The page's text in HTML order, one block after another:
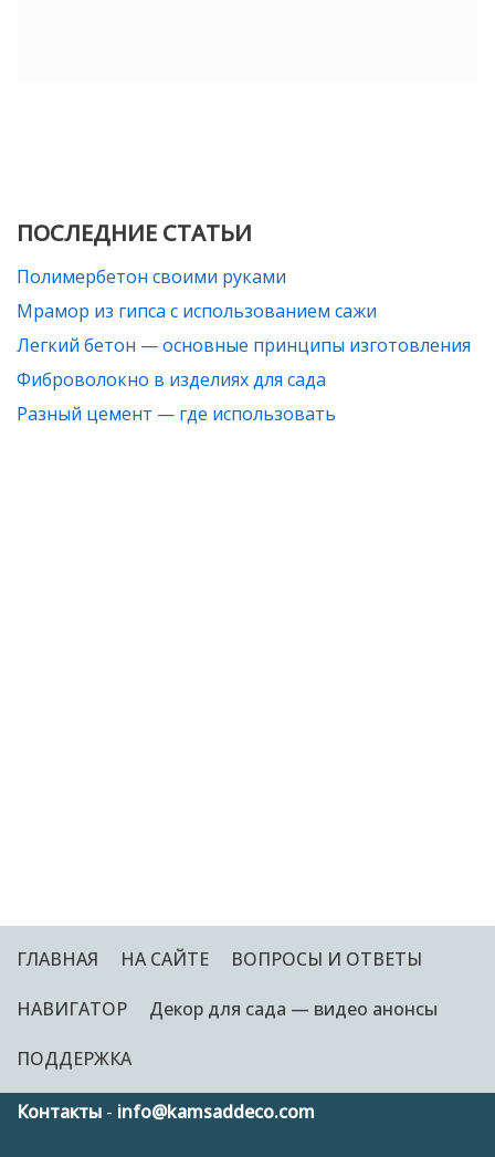
ПОСЛЕДНИЕ СТАТЬИ
Полимербетон своими руками
Мрамор из гипса с использованием сажи
Легкий бетон — основные принципы изготовления
Фиброволокно в изделиях для сада
Разный цемент — где использовать
ГЛАВНАЯ НА САЙТЕ ВОПРОСЫ И ОТВЕТЫ
НАВИГАТОР Декор для сада — видео анонсы
ПОДДЕРЖКА
Контакты - info@kamsaddeco.com